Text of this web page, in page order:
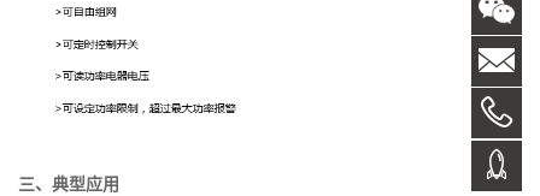
三、典型应用